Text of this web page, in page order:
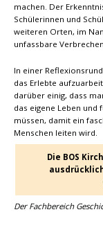
machen. Der
Schülerinnen und
weiteren Orten, im
unfassbare
In einer
das Erlebte
darüber einig, dass
das eigene Leben und
müssen, damit ein
Menschen leiten wird.
Die BOS
Der Fachbereich